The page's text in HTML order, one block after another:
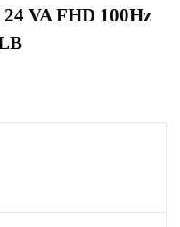
VA FHD 100Hz